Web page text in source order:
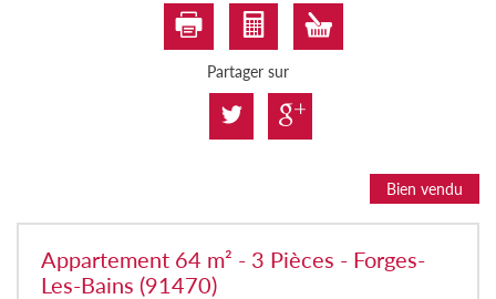
Partager sur
Bien vendu
Appartement 64 m² - 3 Pièces - Forges-
Les-Bains (91470)